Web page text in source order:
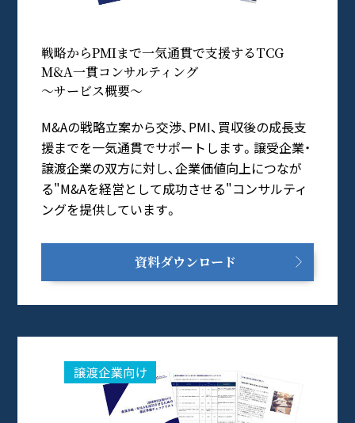
戦略からPMIまで一気通貫で支援するTCG
M&A一貫コンサルティング
～サービス概要～
M&Aの戦略立案から交渉、PMI、買収後の成長支
援までを一気通貫でサポートします。譲受企業・
譲渡企業の双方に対し、企業価値向上につなが
る"M&Aを経営として成功させる"コンサルティ
ングを提供しています。
資料ダウンロード